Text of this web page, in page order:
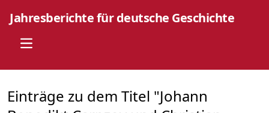
Jahresberichte für deutsche Geschichte
Open main menu
Einträge zu dem Titel "Johann